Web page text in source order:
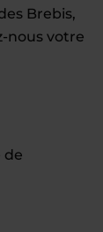
Brebis,
nous votre
de